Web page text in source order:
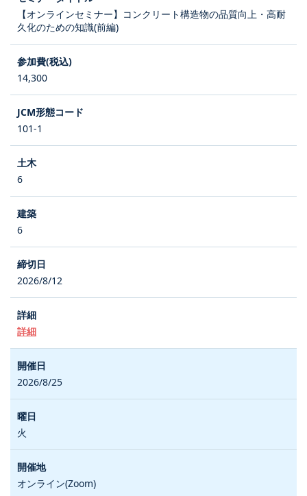
【オンラインセミナー】コンクリート構造物の品質向上・高耐
久化のための知識(前編)
14,300
101-1
6
6
2026/8/12
詳細
2026/8/25
火
オンライン(Zoom)